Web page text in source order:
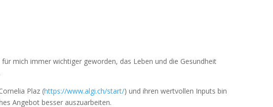
mich immer wichtiger geworden, das Leben und die Gesundheit
Plaz (https://www.algi.ch/start/) und ihren wertvollen Inputs bin
Angebot besser auszuarbeiten.